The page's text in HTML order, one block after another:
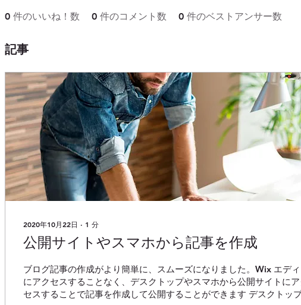
0 件のいいね！数 0 件のコメント数 0 件のベストアンサー数
記事
2020年10月22日 ∙ 1 分
公開サイトやスマホから記事を作成
ブログ記事の作成がより簡単に、スムーズになりました。Wix エデ
にアクセスすることなく、デスクトップやスマホから公開サイトにア
セスすることで記事を作成して公開することができます デスクトッ